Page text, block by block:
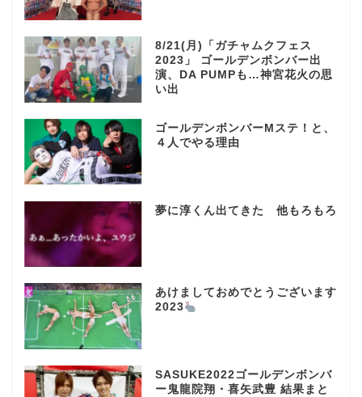
8/21(月)「ガチャムクフェス
2023」 ゴールデンボンバー出
演、DA PUMPも…神宮花火の思
い出
ゴールデンボンバーMステ！と、
４人でやる理由
夢に淳くん出てきた 他もろもろ
あけましておめでとうございます
2023
SASUKE2022ゴールデンボンバ
ー鬼龍院翔・喜矢武豊 結果まと